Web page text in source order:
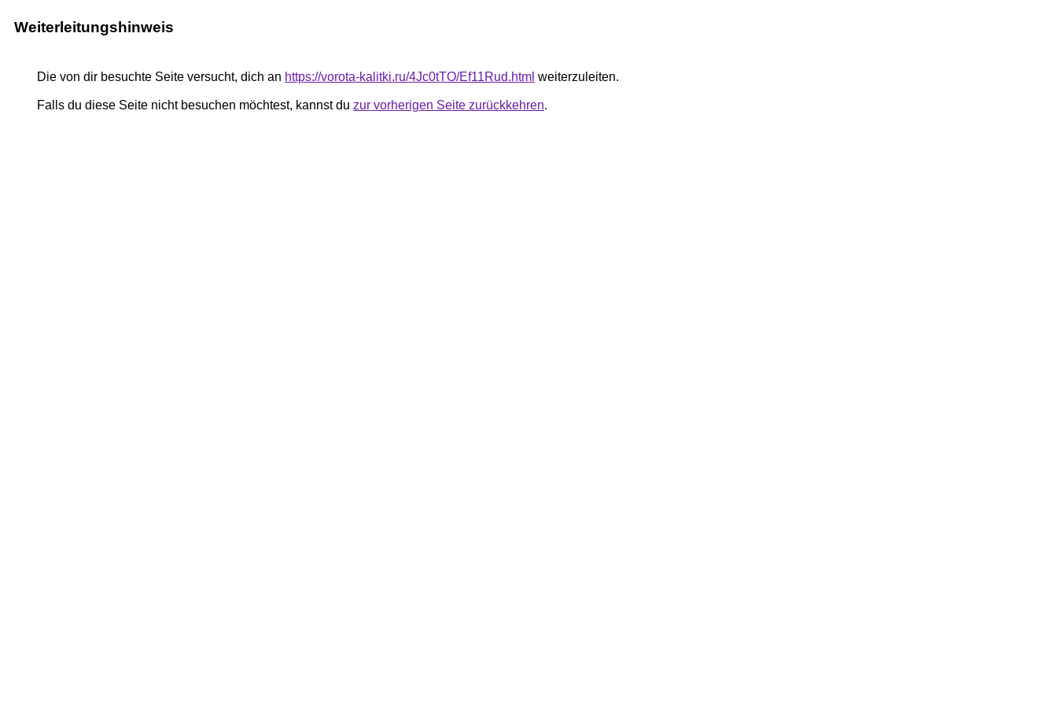
Weiterleitungshinweis
Die von dir besuchte Seite versucht, dich an https://vorota-kalitki.ru/4Jc0tTO/Ef11Rud.html weiterzuleiten.
Falls du diese Seite nicht besuchen möchtest, kannst du zur vorherigen Seite zurückkehren.